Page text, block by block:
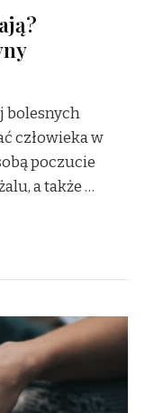
bolesnych
człowieka w
poczucie
a także …